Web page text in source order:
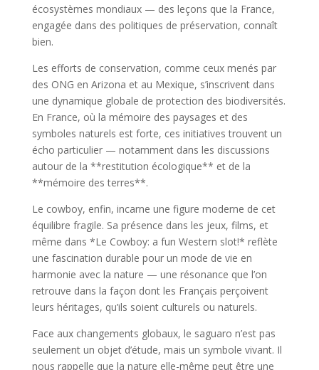
écosystèmes mondiaux — des leçons que la France,
engagée dans des politiques de préservation, connaît
bien.
Les efforts de conservation, comme ceux menés par
des ONG en Arizona et au Mexique, s’inscrivent dans
une dynamique globale de protection des biodiversités.
En France, où la mémoire des paysages et des
symboles naturels est forte, ces initiatives trouvent un
écho particulier — notamment dans les discussions
autour de la **restitution écologique** et de la
**mémoire des terres**.
Le cowboy, enfin, incarne une figure moderne de cet
équilibre fragile. Sa présence dans les jeux, films, et
même dans *Le Cowboy: a fun Western slot!* reflète
une fascination durable pour un mode de vie en
harmonie avec la nature — une résonance que l’on
retrouve dans la façon dont les Français perçoivent
leurs héritages, qu’ils soient culturels ou naturels.
Face aux changements globaux, le saguaro n’est pas
seulement un objet d’étude, mais un symbole vivant. Il
nous rappelle que la nature elle-même peut être une